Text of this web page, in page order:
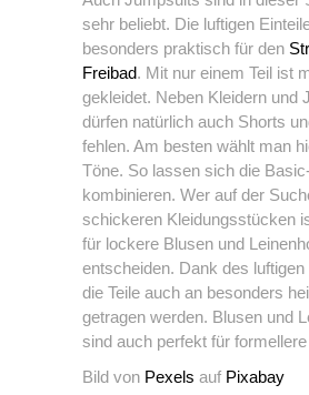
sehr beliebt. Die luftigen
besonders praktisch für den
Freibad. Mit nur einem Teil ist
gekleidet. Neben Kleidern und
dürfen natürlich auch Shorts
fehlen. Am besten wählt man
Töne. So lassen sich die
kombinieren. Wer auf der
schickeren Kleidungsstücken
für lockere Blusen und
entscheiden. Dank des
die Teile auch an besonders
getragen werden. Blusen und
sind auch perfekt für
Bild von Pexels auf Pixabay